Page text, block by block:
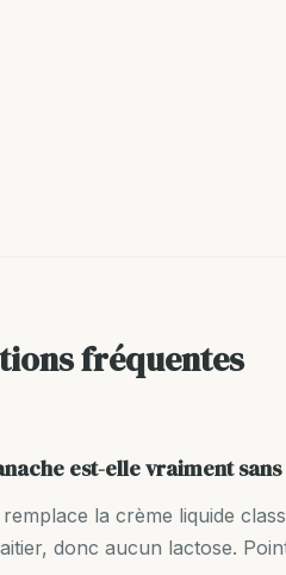
fréquentes
est-elle vraiment
remplace la crème liquide
donc aucun lactose.